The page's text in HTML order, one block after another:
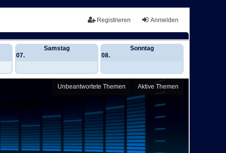
Anmelden
Registrieren
Samstag
07.
Sonntag
08.
Unbeantwortete Themen Aktive Themen